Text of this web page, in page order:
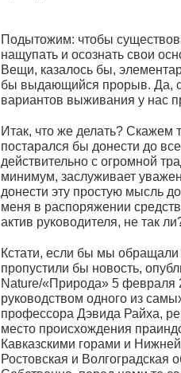
Подытожим: чтобы
нащупать и осознать свои
Вещи, казалось бы,
бы выдающийся прорыв. Да,
вариантов выживания у нас
Итак, что же делать? Скажем
постарался бы донести до
действительно с огромной
минимум, заслуживает
донести эту простую мысль
меня в распоряжении
актив руководителя, не так
Кстати, если бы мы
пропустили бы новость,
Nature/«Природа» 5 февраля
руководством одного из
профессора Дэвида Райха,
место происхождения
Кавказскими горами и
Ростовская и Волгоградская